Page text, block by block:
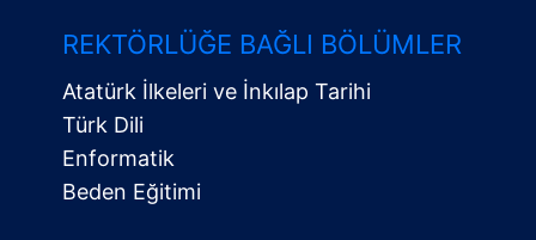
Menü
REKTÖRLÜĞE BAĞLI BÖLÜMLER
Atatürk İlkeleri ve İnkılap Tarihi
Türk Dili
Enformatik
Beden Eğitimi